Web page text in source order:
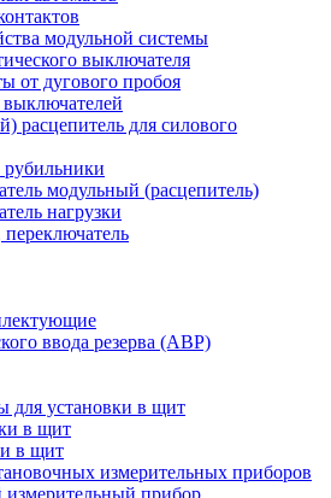
модульной системы
выключателя
от дугового пробоя
расцепитель для силового
модульный (расцепитель)
нагрузки
ввода резерва (АВР)
для установки в щит
в щит
в щит
измерительных приборов
прибор